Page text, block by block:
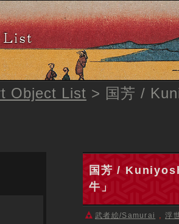
Object List > 国芳 /
国芳 /
牛」
武者絵/Samurai ,浮